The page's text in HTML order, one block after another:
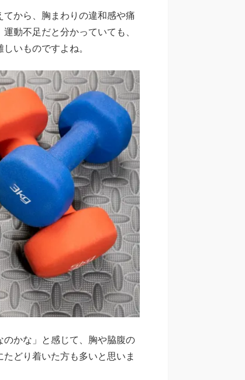
から、胸まわりの違和感や痛
動不足だと分かっていても、
いものですよね。
かな」と感じて、胸や脇腹の
たどり着いた方も多いと思いま